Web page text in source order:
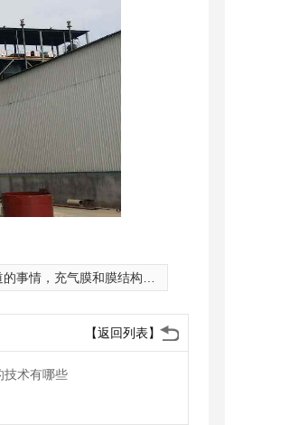
充气膜和膜结构的性质是一样的吗？
【返回列表】
技术有哪些